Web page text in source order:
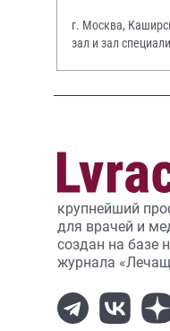
г. Москва,
зал и зал
крупнейший
для врачей и
создан на базе
журнала